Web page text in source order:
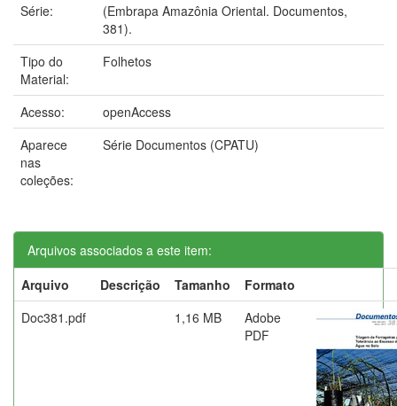
Série:
(Embrapa Amazônia Oriental. Documentos,
381).
Tipo do
Material:
Folhetos
Acesso:
openAccess
Aparece
nas
coleções:
Série Documentos (CPATU)
Arquivos associados a este item:
Arquivo
Descrição Tamanho
Formato
Doc381.pdf
1,16 MB
Adobe
PDF